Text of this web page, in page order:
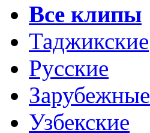
Все клипы
Таджикские
Русские
Зарубежные
Узбекские